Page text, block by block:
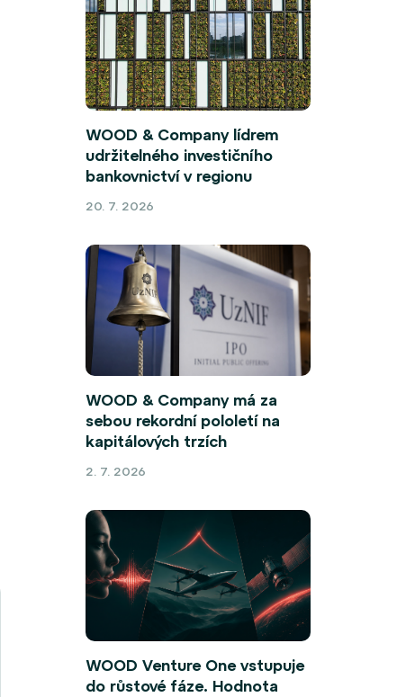
WOOD & Company lídrem
udržitelného investičního
bankovnictví v regionu
20. 7. 2026
WOOD & Company má za
sebou rekordní pololetí na
kapitálových trzích
2. 7. 2026
WOOD Venture One vstupuje
do růstové fáze. Hodnota